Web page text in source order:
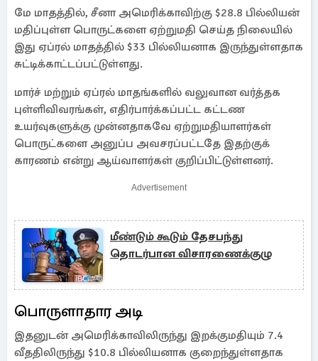
மே மாதத்தில், சீனா அமெரிக்காவிற்கு $28.8 பில்லியன்
மதிப்புள்ள பொருட்களை ஏற்றுமதி செய்த நிலையில்
இது ஏப்ரல் மாதத்தில் $33 பில்லியனாக இருந்துள்ளதாக
சுட்டிக்காட்டப்பட்டுள்ளது.
மார்ச் மற்றும் ஏப்ரல் மாதங்களில் வலுவான வர்த்தக
புள்ளிவிவரங்கள், எதிர்பார்க்கப்பட்ட கட்டண
உயர்வுகளுக்கு முன்னதாகவே ஏற்றுமதியாளர்கள்
பொருட்களை அனுப்ப அவசரப்பட்டதே இதற்குக்
காரணம் என்று ஆய்வாளர்கள் குறிப்பிட்டுள்ளனர்.
Advertisement
மீண்டும் கூடும் தேசபந்து
தொடர்பான விசாரணைக்குழு
பொருளாதார அடி
இதனுடன் அமெரிக்காவிலிருந்து இறக்குமதியும் 7.4
வீததிலிருந்து $10.8 பில்லியனாக குறைந்துள்ளதாக